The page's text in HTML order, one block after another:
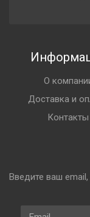
О
Доставка и
Контакты
Введите ваш
Email